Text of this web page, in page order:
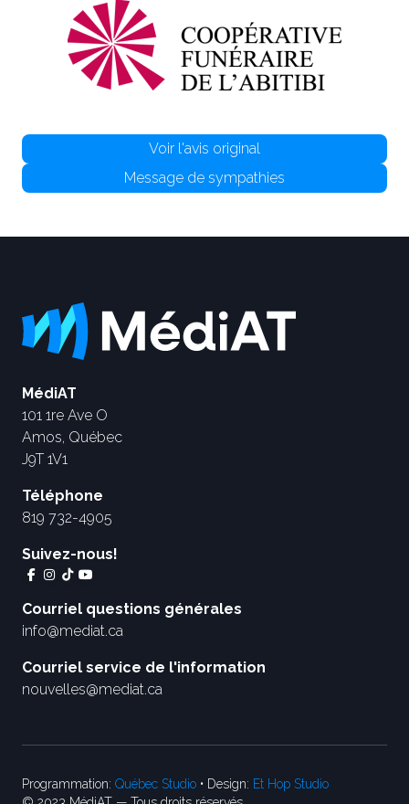
Voir l'avis original
Message de sympathies
MédiAT
101 1re Ave O
Amos, Québec
J9T 1V1
Téléphone
819 732-4905
Suivez-nous!
Courriel questions générales
info@mediat.ca
Courriel service de l'information
nouvelles@mediat.ca
Programmation: Québec Studio • Design: Et Hop Studio